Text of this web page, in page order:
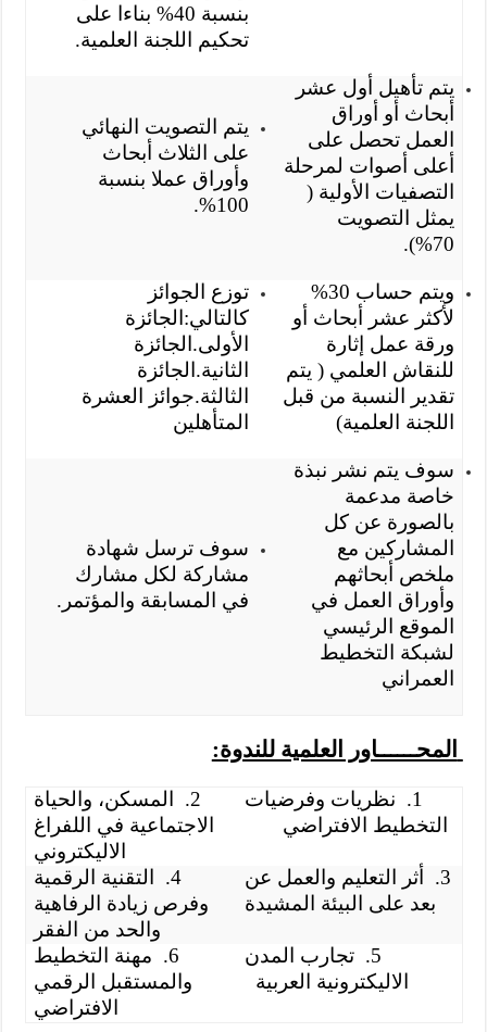
بنسبة 40% بناءا على
تحكيم اللجنة العلمية.
يتم تأهيل أول عشر
أبحاث أو أوراق
العمل تحصل على
أعلى أصوات لمرحلة
التصفيات الأولية (
يمثل التصويت
70%).
يتم التصويت النهائي
على الثلاث أبحاث
وأوراق عملا بنسبة
100%.
ويتم حساب 30%
لأكثر عشر أبحاث أو
ورقة عمل إثارة
للنقاش العلمي ( يتم
تقدير النسبة من قبل
اللجنة العلمية)
توزع الجوائز
كالتالي:الجائزة
الأولى.الجائزة
الثانية.الجائزة
الثالثة.جوائز العشرة
المتأهلين
سوف يتم نشر نبذة
خاصة مدعمة
بالصورة عن كل
المشاركين مع
ملخص أبحاثهم
وأوراق العمل في
الموقع الرئيسي
لشبكة التخطيط
العمراني
سوف ترسل شهادة
مشاركة لكل مشارك
في المسابقة والمؤتمر.
المحــــــاور العلمية للندوة:
نظريات وفرضيات
التخطيط الافتراضي
المسكن، والحياة
الاجتماعية في اللفراغ
الاليكتروني
أثر التعليم والعمل عن
بعد على البيئة المشيدة
التقنية الرقمية
وفرص زيادة الرفاهية
والحد من الفقر
تجارب المدن
الاليكترونية العربية
مهنة التخطيط
والمستقبل الرقمي
الافتراضي